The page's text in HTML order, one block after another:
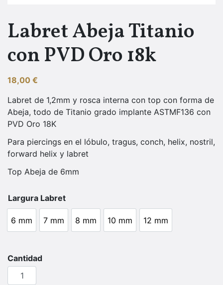
Labret Abeja Titanio
con PVD Oro 18k
18,00 €
Labret de 1,2mm y rosca interna con top con forma de
Abeja, todo de Titanio grado implante ASTMF136 con
PVD Oro 18K
Para piercings en el lóbulo, tragus, conch, helix, nostril,
forward helix y labret
Top Abeja de 6mm
Largura Labret
6 mm 7 mm 8 mm 10 mm 12 mm
Labret